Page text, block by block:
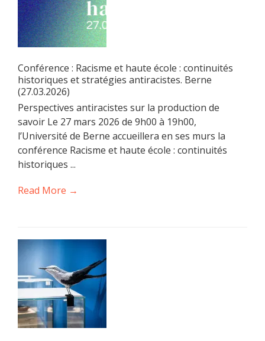
Conférence : Racisme et haute école : continuités
historiques et stratégies antiracistes. Berne
(27.03.2026)
Perspectives antiracistes sur la production de
savoir Le 27 mars 2026 de 9h00 à 19h00,
l’Université de Berne accueillera en ses murs la
conférence Racisme et haute école : continuités
historiques ...
Read More →